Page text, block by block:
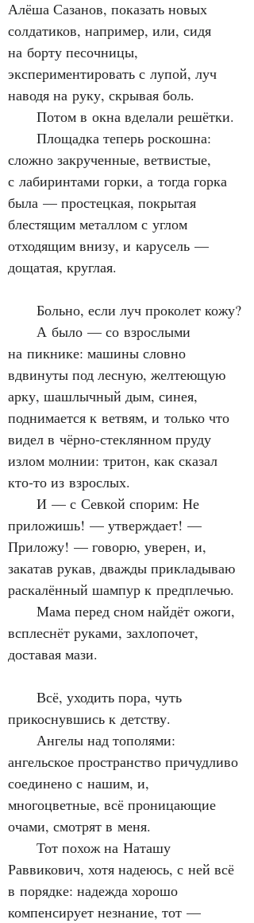
Алёша Сазанов, показать новых
солдатиков, например, или, сидя
на борту песочницы,
экспериментировать с лупой, луч
наводя на руку, скрывая боль.
Потом в окна вделали решётки.
Площадка теперь роскошна:
сложно закрученные, ветвистые,
с лабиринтами горки, а тогда горка
была — простецкая, покрытая
блестящим металлом с углом
отходящим внизу, и карусель —
дощатая, круглая.
Больно, если луч проколет кожу?
А было — со взрослыми
на пикнике: машины словно
вдвинуты под лесную, желтеющую
арку, шашлычный дым, синея,
поднимается к ветвям, и только что
видел в чёрно‑стеклянном пруду
излом молнии: тритон, как сказал
кто‑то из взрослых.
И — с Севкой спорим: Не
приложишь! — утверждает! —
Приложу! — говорю, уверен, и,
закатав рукав, дважды прикладываю
раскалённый шампур к предплечью.
Мама перед сном найдёт ожоги,
всплеснёт руками, захлопочет,
доставая мази.
Всё, уходить пора, чуть
прикоснувшись к детству.
Ангелы над тополями:
ангельское пространство причудливо
соединено с нашим, и,
многоцветные, всё проницающие
очами, смотрят в меня.
Тот похож на Наташу
Раввикович, хотя надеюсь, с ней всё
в порядке: надежда хорошо
компенсирует незнание, тот —